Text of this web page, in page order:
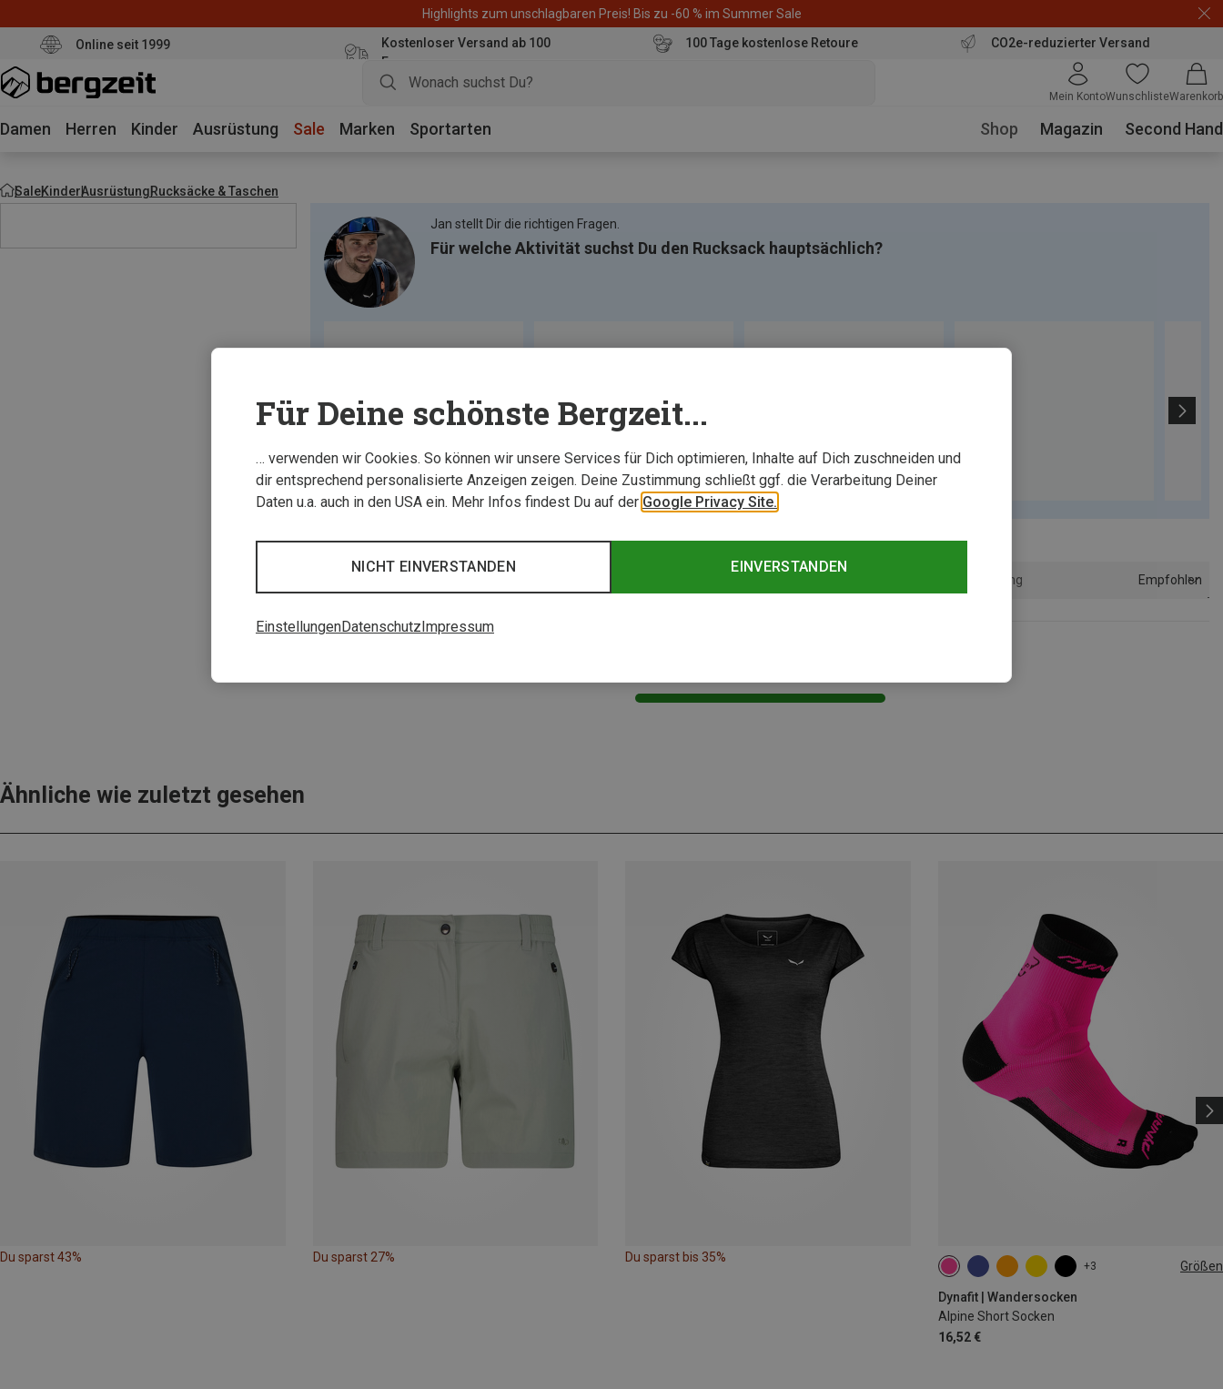
Highlights zum unschlagbaren Preis! Bis zu -60 % im Summer Sale
Online seit 1999
Kostenloser Versand ab 100
Euro
100 Tage kostenlose Retoure CO2e-reduzierter Versand
Mein KontoWunschlisteWarenkorb
Damen Herren Kinder Ausrüstung Sale Marken Sportarten Shop Magazin Second Hand
SaleKinderAusrüstungRucksäcke & Taschen
Jan stellt Dir die richtigen Fragen.
Für welche Aktivität suchst Du den Rucksack hauptsächlich?
Sortierung Empfohlen
Ähnliche wie zuletzt gesehen
Du sparst 43% Du sparst 27% Du sparst bis 35%
+3 Größen
Dynafit | Wandersocken
Alpine Short Socken
16,52 €
35|36|37|38 39|40|41|42
Für Deine schönste Bergzeit...
… verwenden wir Cookies. So können wir unsere Services für Dich optimieren, Inhalte auf Dich zuschneiden und
dir entsprechend personalisierte Anzeigen zeigen. Deine Zustimmung schließt ggf. die Verarbeitung Deiner
Daten u.a. auch in den USA ein. Mehr Infos findest Du auf der Google Privacy Site.
EINVERSTANDEN
NICHT EINVERSTANDEN
EinstellungenDatenschutzImpressum